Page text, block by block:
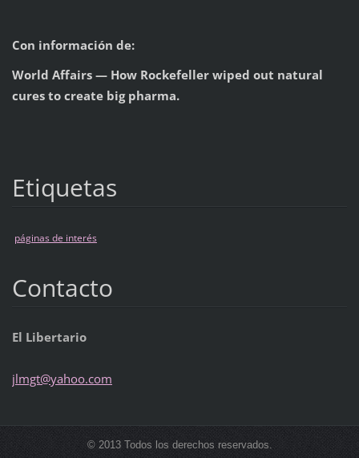
Con información de:
World Affairs — How Rockefeller wiped out natural
cures to create big pharma.
Etiquetas
páginas de interés
Contacto
El Libertario
jlmgt@yahoo.com
© 2013 Todos los derechos reservados.